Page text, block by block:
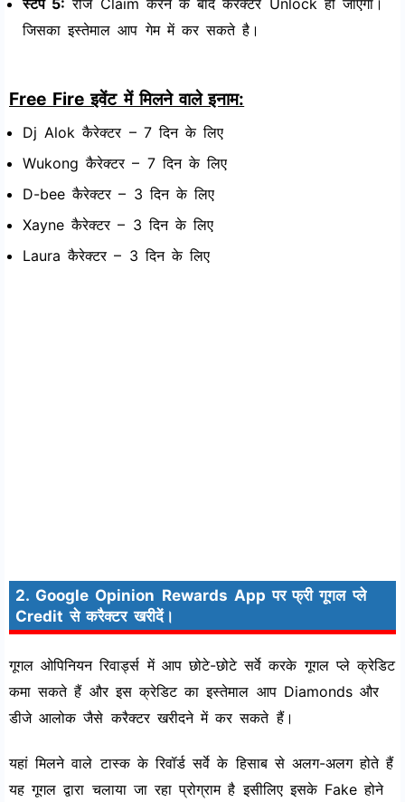
जिसका इस्तेमाल आप गेम में कर सकते है।
Free Fire इवेंट में मिलने वाले इनाम:
Dj Alok कैरेक्टर – 7 दिन के लिए
Wukong कैरेक्टर – 7 दिन के लिए
D-bee कैरेक्टर – 3 दिन के लिए
Xayne कैरेक्टर – 3 दिन के लिए
Laura कैरेक्टर – 3 दिन के लिए
2. Google Opinion Rewards App पर फ्री गूगल प्ले
Credit से करैक्टर खरीदें।
गूगल ओपिनियन रिवार्ड्स में आप छोटे-छोटे सर्वे करके गूगल प्ले क्रेडिट
कमा सकते हैं और इस क्रेडिट का इस्तेमाल आप Diamonds और
डीजे आलोक जैसे करैक्टर खरीदने में कर सकते हैं।
यहां मिलने वाले टास्क के रिवॉर्ड सर्वे के हिसाब से अलग-अलग होते हैं
यह गूगल द्वारा चलाया जा रहा प्रोग्राम है इसीलिए इसके Fake होने